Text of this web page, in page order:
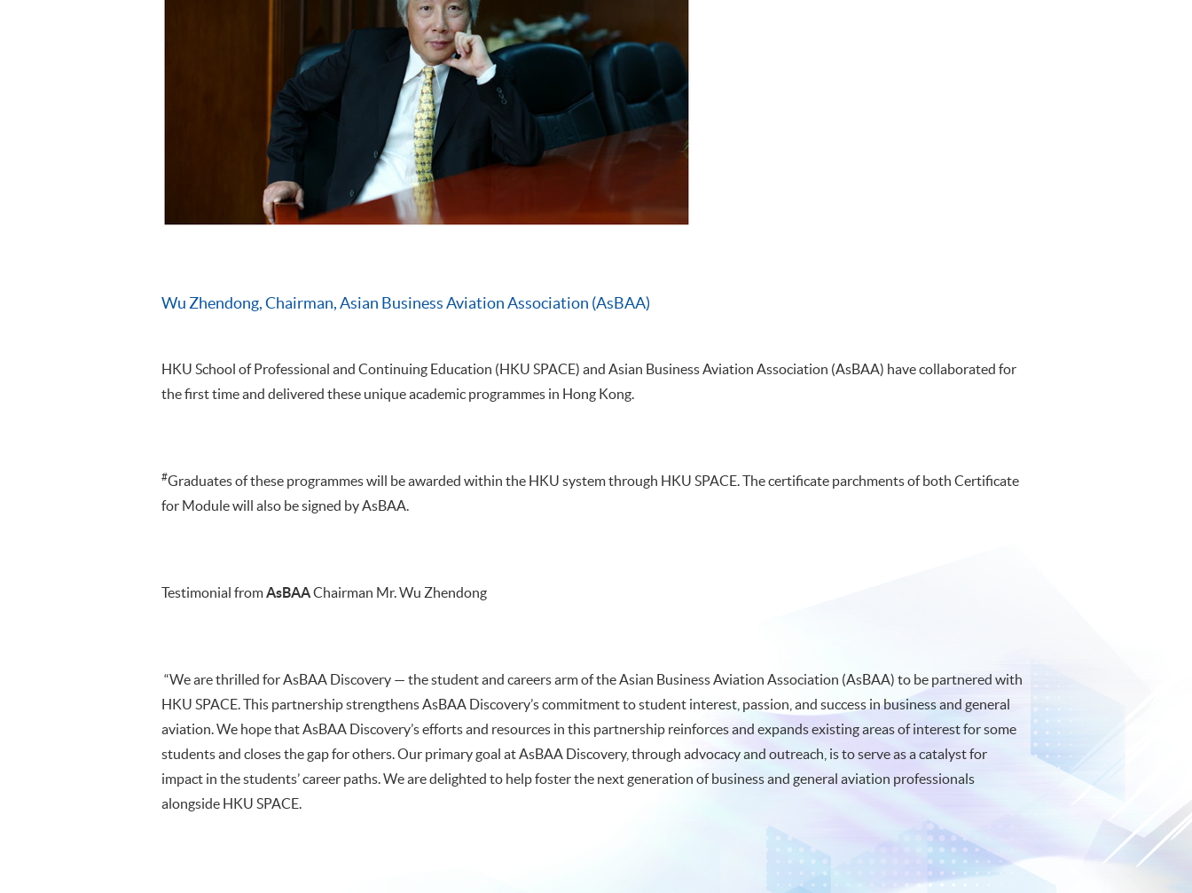
Wu Zhendong, Chairman, Asian Business Aviation Association (AsBAA)
HKU School of Professional and Continuing Education (HKU SPACE) and Asian Business Aviation Association (AsBAA) have collaborated for
the first time and delivered these unique academic programmes in Hong Kong.
#Graduates of these programmes will be awarded within the HKU system through HKU SPACE. The certificate parchments of both Certificate
for Module will also be signed by AsBAA.
Testimonial fromAsBAAChairman Mr. Wu Zhendong
“We are thrilled for AsBAA Discovery — the student and careers arm of the Asian Business Aviation Association (AsBAA) to be partnered with
HKU SPACE. This partnership strengthens AsBAA Discovery’s commitment to student interest, passion, and success in business and general
aviation. We hope that AsBAA Discovery’s efforts and resources in this partnership reinforces and expands existing areas of interest for some
students and closes the gap for others. Our primary goal at AsBAA Discovery, through advocacy and outreach, is to serve as a catalyst for
impact in the students’ career paths. We are delighted to help foster the next generation of business and general aviation professionals
alongside HKU SPACE.